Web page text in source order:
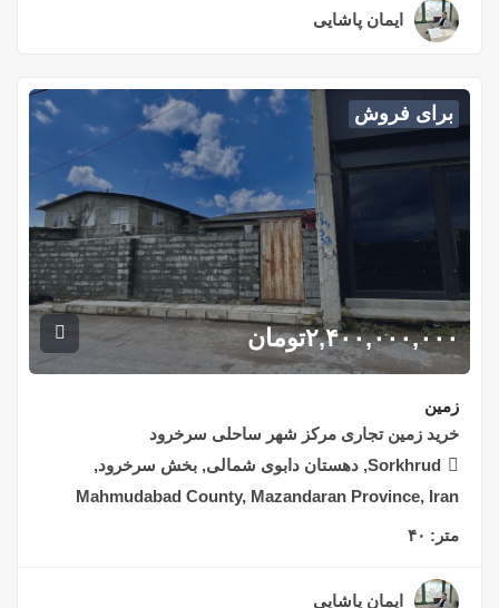
ایمان پاشایی
برای فروش
۲,۴۰۰,۰۰۰,۰۰۰تومان
زمین
خرید زمین تجاری مرکز شهر ساحلی سرخرود
Sorkhrud, دهستان دابوی شمالی, بخش سرخرود,
Mahmudabad County, Mazandaran Province, Iran
متر: ۴۰
ایمان پاشایی